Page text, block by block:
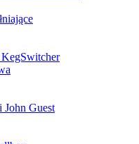
John Guest